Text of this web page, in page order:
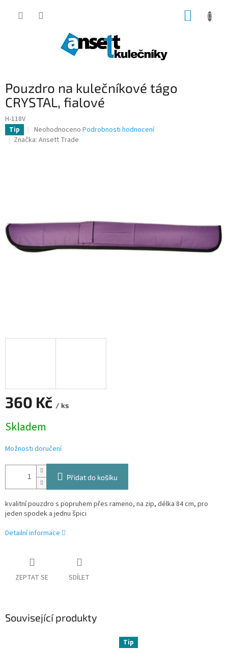
Pouzdro na kulečníkové tágo
CRYSTAL, fialové
H-118V
Tip
Průměrné
hodnocení
Neohodnoceno Podrobnosti hodnocení
Značka: Ansett Trade
360 Kč / ks
cena:
Skladem
Možnosti doručení
Přidat do košíku
kvalitní pouzdro s popruhem přes rameno, na zip, délka 84 cm, pro
jeden spodek a jednu špici
Detailní informace
ZEPTAT SE SDÍLET
Související produkty
Tip